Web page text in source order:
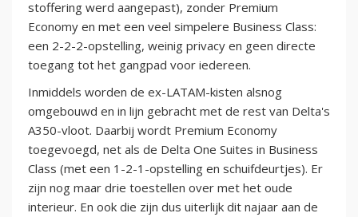
stoffering werd aangepast), zonder Premium
Economy en met een veel simpelere Business Class:
een 2-2-2-opstelling, weinig privacy en geen directe
toegang tot het gangpad voor iedereen.
Inmiddels worden de ex-LATAM-kisten alsnog
omgebouwd en in lijn gebracht met de rest van Delta's
A350-vloot. Daarbij wordt Premium Economy
toegevoegd, net als de Delta One Suites in Business
Class (met een 1-2-1-opstelling en schuifdeurtjes). Er
zijn nog maar drie toestellen over met het oude
interieur. En ook die zijn dus uiterlijk dit najaar aan de